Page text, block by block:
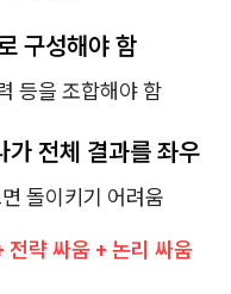
구성해야 함
등을 조합해야 함
전체 결과를 좌우
돌이키기 어려움
전략 싸움 + 논리 싸움